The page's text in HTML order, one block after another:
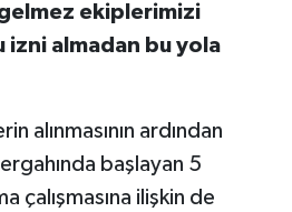
ekiplerimizi
izni almadan bu yola
alınmasının ardından
başlayan 5
çalışmasına ilişkin de